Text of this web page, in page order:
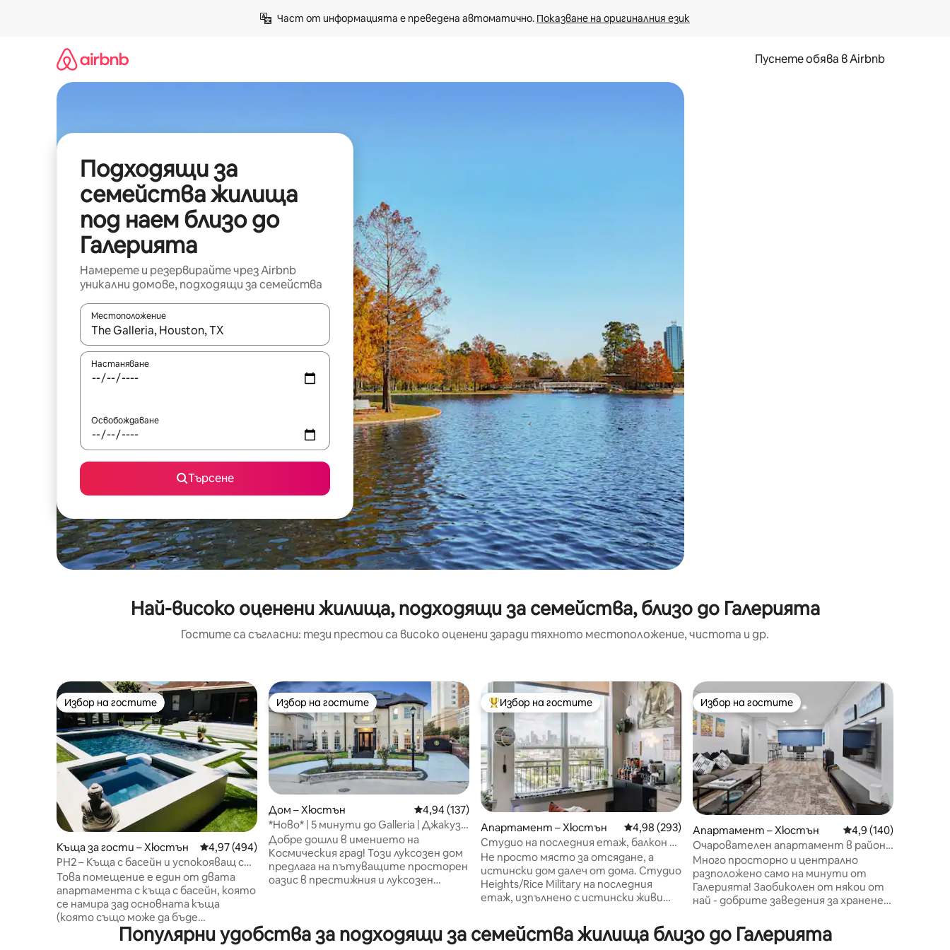
Част от информацията е преведена автоматично. Показване на оригиналния език
Пуснете обява в Airbnb
Подходящи за
семейства жилища
под наем близо до
Галерията
Намерете и резервирайте чрез Airbnb
уникални домове, подходящи за семейства
Местоположение
Когато резултатите се покажат, използвайте клавишите със стрелки нагоре и надолу или навигирайте с докосване или плъзгане.
Настаняване
Освобождаване
Търсене
Най-високо оценени жилища, подходящи за семейства, близо до Галерията
Гостите са съгласни: тези престои са високо оценени заради тяхното местоположение, чистота и др.
Избор на гостите
Избор на гостите
Къща за гости – Хюстън Средна оценка: 4,97 от 5, 494 отзива
4,97 (494)
PH2 – Къща с басейн и успокояващ спа
център в Монтроуз
Това помещение е един от двата
апартамента с къща с басейн, която
се намира зад основната къща
(която също може да бъде
допълнително помещение в Airbnb
или моето жилище). Това е горното
Избор на гостите
Избор на гостите
Дом – Хюстън Средна оценка: 4,94 от 5, 137 отзива
4,94 (137)
*Ново* | 5 минути до Galleria | Джакузи
| Световна купа
Добре дошли в имението на
Космическия град! Този луксозен дом
предлага на пътуващите просторен
оазис в престижния и луксозен
цялото семейство да се наслади.
Основни характеристики: ⟣
Най-популярен избор на гостите
Избор на гостите
Апартамент – Хюстън Средна оценка: 4,98 от 5, 293 отзива
4,98 (293)
Студио на последния етаж, балкон с
изглед към Ню Йорк, изглед към
центъра, басейн
Не просто място за отсядане, а
истински дом далеч от дома. Студио
Heights/Rice Military на последния
етаж, изпълнено с истински живи
детайл, за който не сте знаели, че
ви е нужен. Събудете се, излезте на
Избор на гостите
Избор на гостите
Апартамент – Хюстън Средна оценка: 4,9
4,9 (140)
Очарователен апартамент в района
на Ъптаун/Галерия
Много просторно и централно
разположено само на минути от
Галерията! Заобиколен от някои от
най - добрите заведения за хранене,
Хюстън може да предложи. Кратко
пътуване надолу по Уестхаймер ще
Популярни удобства за подходящи за семейства жилища близо до Галерията